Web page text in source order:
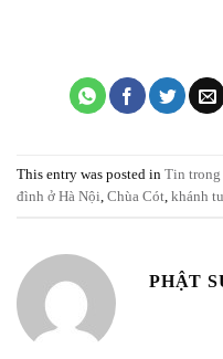
This entry was posted in Tin trong
đình ở Hà Nội, Chùa Cót, khánh
PHẬT